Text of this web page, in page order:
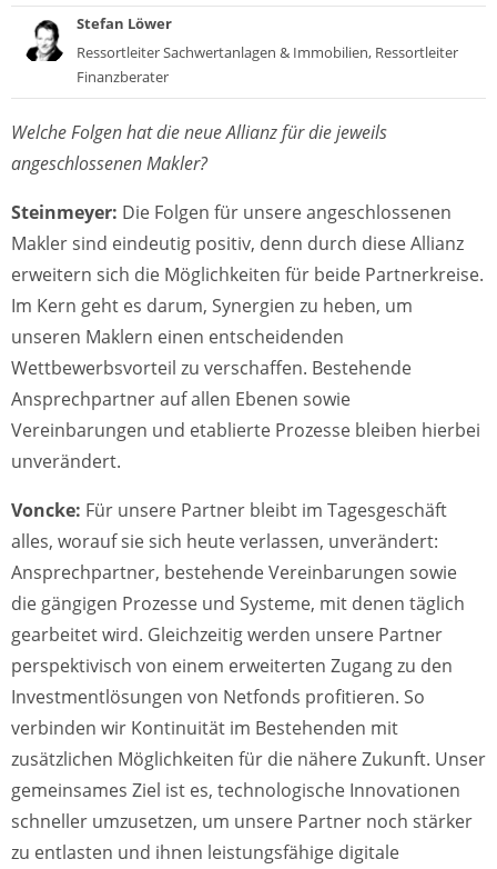
Stefan Löwer
Ressortleiter Sachwertanlagen & Immobilien, Ressortleiter
Finanzberater
Welche Folgen hat die neue Allianz für die jeweils
angeschlossenen Makler?
Steinmeyer: Die Folgen für unsere angeschlossenen
Makler sind eindeutig positiv, denn durch diese Allianz
erweitern sich die Möglichkeiten für beide Partnerkreise.
Im Kern geht es darum, Synergien zu heben, um
unseren Maklern einen entscheidenden
Wettbewerbsvorteil zu verschaffen. Bestehende
Ansprechpartner auf allen Ebenen sowie
Vereinbarungen und etablierte Prozesse bleiben hierbei
unverändert.
Voncke: Für unsere Partner bleibt im Tagesgeschäft
alles, worauf sie sich heute verlassen, unverändert:
Ansprechpartner, bestehende Vereinbarungen sowie
die gängigen Prozesse und Systeme, mit denen täglich
gearbeitet wird. Gleichzeitig werden unsere Partner
perspektivisch von einem erweiterten Zugang zu den
Investmentlösungen von Netfonds profitieren. So
verbinden wir Kontinuität im Bestehenden mit
zusätzlichen Möglichkeiten für die nähere Zukunft. Unser
gemeinsames Ziel ist es, technologische Innovationen
schneller umzusetzen, um unsere Partner noch stärker
zu entlasten und ihnen leistungsfähige digitale